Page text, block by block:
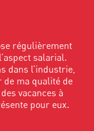
régulièrement
salarial.
dans l’industrie,
de ma qualité de
vacances à
pour eux.